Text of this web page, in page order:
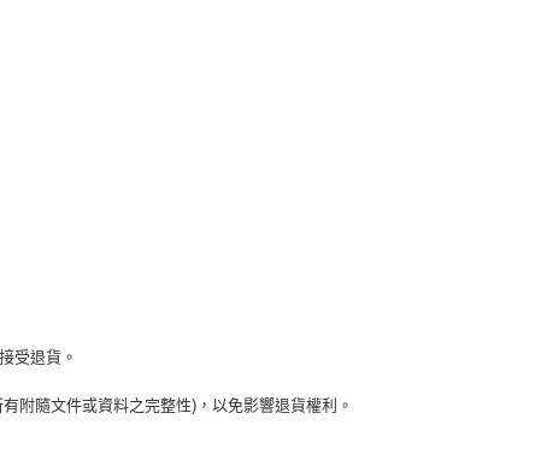
受退貨。
附隨文件或資料之完整性)，以免影響退貨權利。